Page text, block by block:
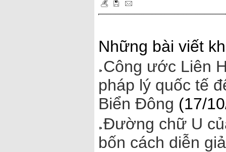
Những bài viết
Công ước Liên
pháp lý quốc tế
Biển Đông (17/
Đường chữ U
bốn cách diễn